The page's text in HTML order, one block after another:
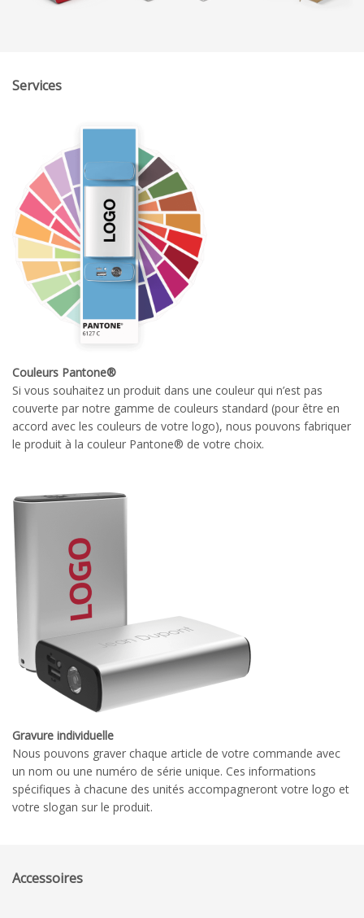
Services
Couleurs Pantone®
Si vous souhaitez un produit dans une couleur qui n’est pas
couverte par notre gamme de couleurs standard (pour être en
accord avec les couleurs de votre logo), nous pouvons fabriquer
le produit à la couleur Pantone® de votre choix.
Gravure individuelle
Nous pouvons graver chaque article de votre commande avec
un nom ou une numéro de série unique. Ces informations
spécifiques à chacune des unités accompagneront votre logo et
votre slogan sur le produit.
Accessoires